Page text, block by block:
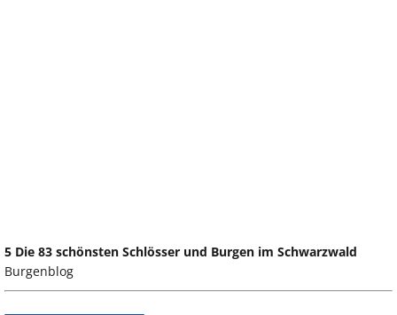
5 Die 83 schönsten Schlösser und Burgen im Schwarzwald
Burgenblog